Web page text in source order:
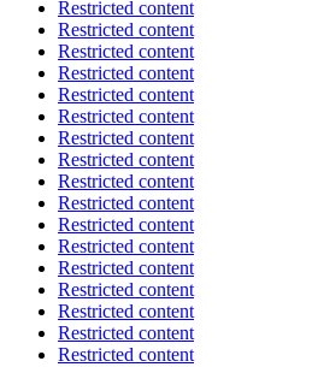
Restricted content
Restricted content
Restricted content
Restricted content
Restricted content
Restricted content
Restricted content
Restricted content
Restricted content
Restricted content
Restricted content
Restricted content
Restricted content
Restricted content
Restricted content
Restricted content
Restricted content